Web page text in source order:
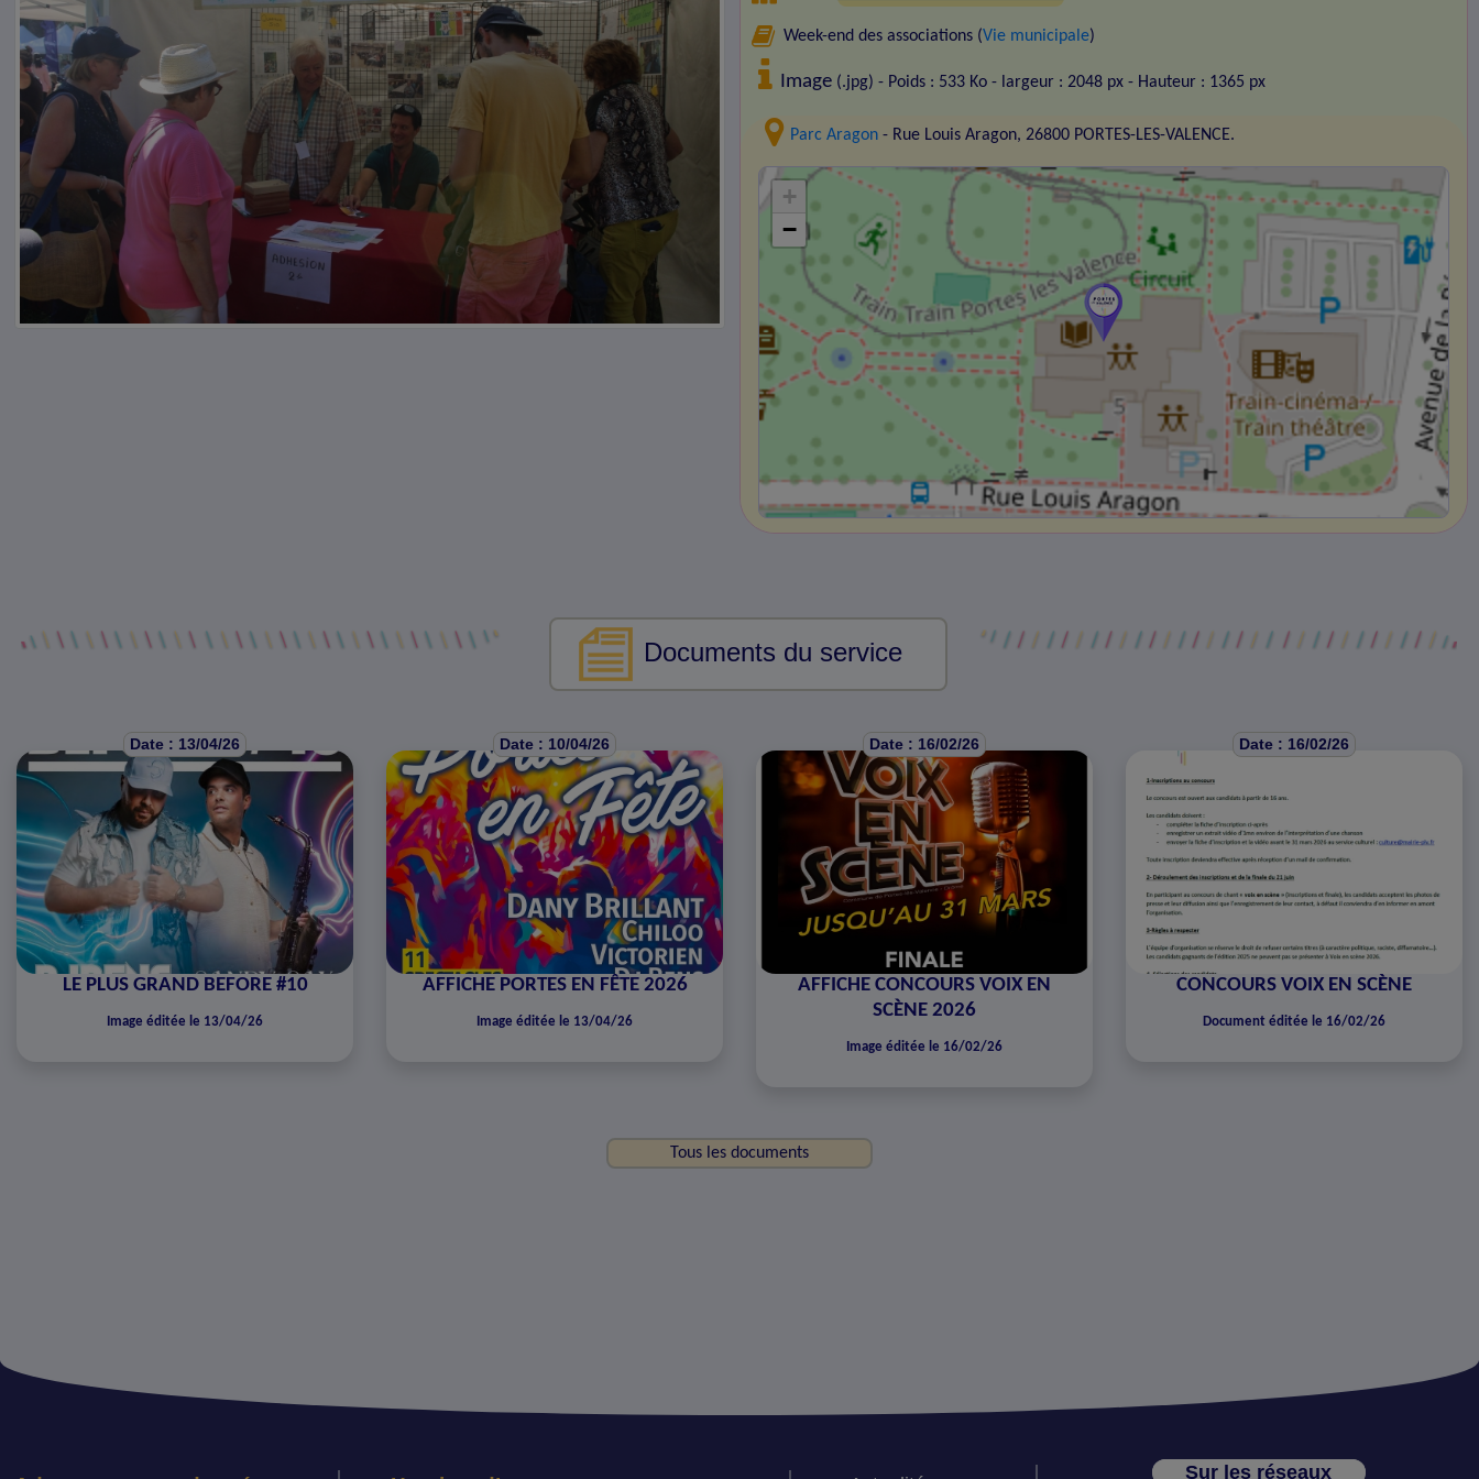
Week-end des associations (Vie municipale)
Image (.jpg) - Poids : 533 Ko - largeur : 2048 px - Hauteur : 1365 px
Parc Aragon - Rue Louis Aragon, 26800 PORTES-LES-VALENCE.
+
−
Documents du service
Date : 13/04/26
LE PLUS GRAND BEFORE #10
Image éditée le 13/04/26
Date : 10/04/26
AFFICHE PORTES EN FÊTE 2026
Image éditée le 13/04/26
Date : 16/02/26
AFFICHE CONCOURS VOIX EN
SCÈNE 2026
Image éditée le 16/02/26
Date : 16/02/26
CONCOURS VOIX EN SCÈNE
Document éditée le 16/02/26
Tous les documents
Sur les réseaux